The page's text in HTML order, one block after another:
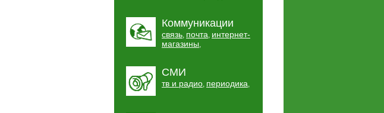
Коммуникации
связь, почта, интернет-
магазины,
СМИ
тв и радио, периодика,